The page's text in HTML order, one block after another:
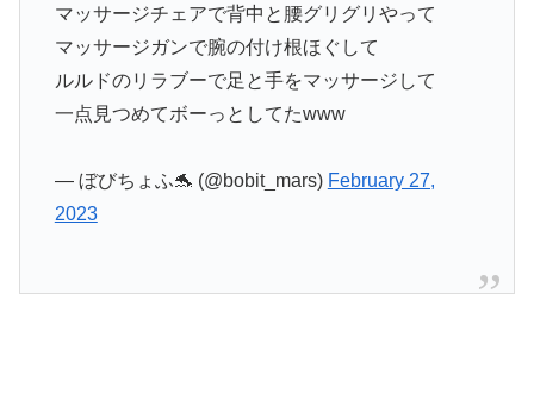
マッサージチェアで背中と腰グリグリやって
マッサージガンで腕の付け根ほぐして
ルルドのリラブーで足と手をマッサージして
一点見つめてボーっとしてたwww
— ぼびちょふ🐬 (@bobit_mars) February 27,
2023